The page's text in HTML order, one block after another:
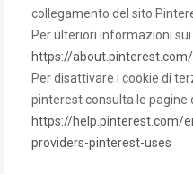
collegamento del sito
Per ulteriori informazioni
https://
Per disattivare i cookie di
pinterest consulta le pagine
https://help.pinterest.com/
providers-pinterest-uses